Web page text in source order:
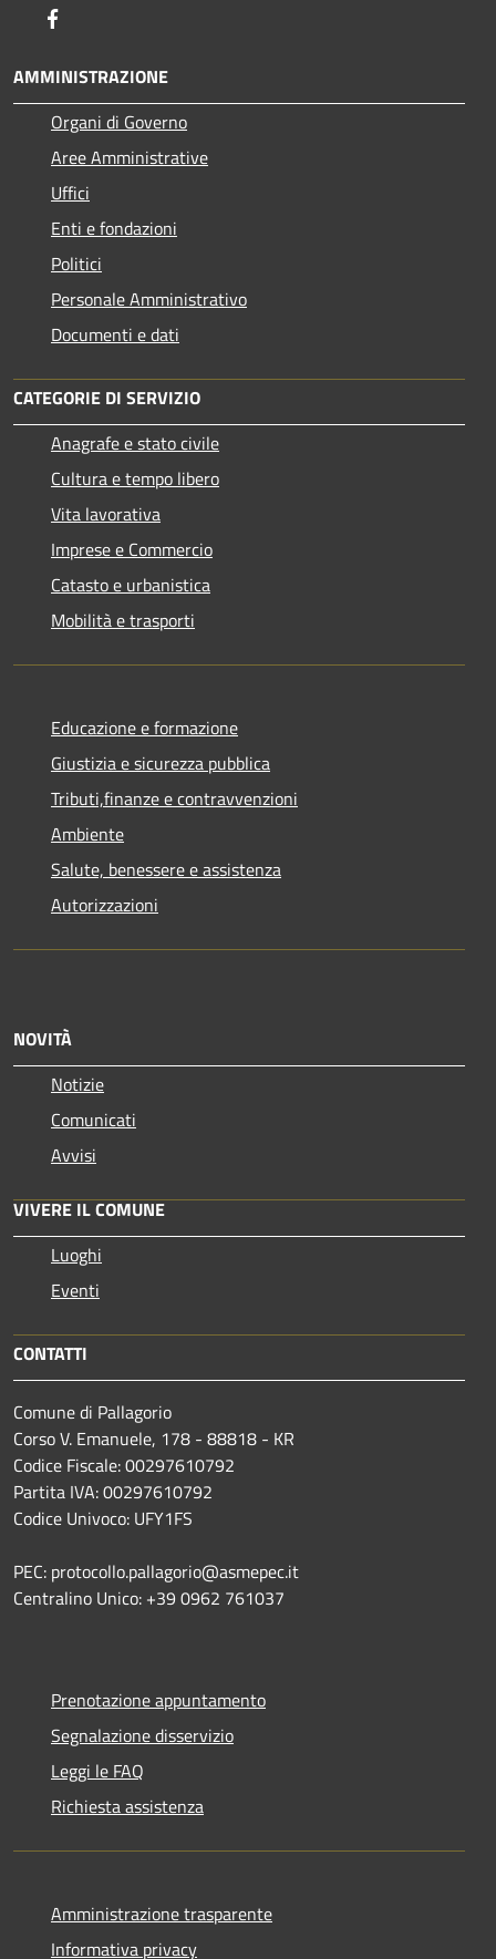
AMMINISTRAZIONE
Organi di Governo
Aree Amministrative
Uffici
Enti e fondazioni
Politici
Personale Amministrativo
Documenti e dati
CATEGORIE DI SERVIZIO
Anagrafe e stato civile
Cultura e tempo libero
Vita lavorativa
Imprese e Commercio
Catasto e urbanistica
Mobilità e trasporti
Educazione e formazione
Giustizia e sicurezza pubblica
Tributi,finanze e contravvenzioni
Ambiente
Salute, benessere e assistenza
Autorizzazioni
NOVITÀ
Notizie
Comunicati
Avvisi
VIVERE IL COMUNE
Luoghi
Eventi
CONTATTI
Comune di Pallagorio
Corso V. Emanuele, 178 - 88818 - KR
Codice Fiscale: 00297610792
Partita IVA: 00297610792
Codice Univoco: UFY1FS
PEC: protocollo.pallagorio@asmepec.it
Centralino Unico: +39 0962 761037
Prenotazione appuntamento
Segnalazione disservizio
Leggi le FAQ
Richiesta assistenza
Amministrazione trasparente
Informativa privacy